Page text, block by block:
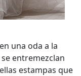
una oda a la
entremezclan
estampas que